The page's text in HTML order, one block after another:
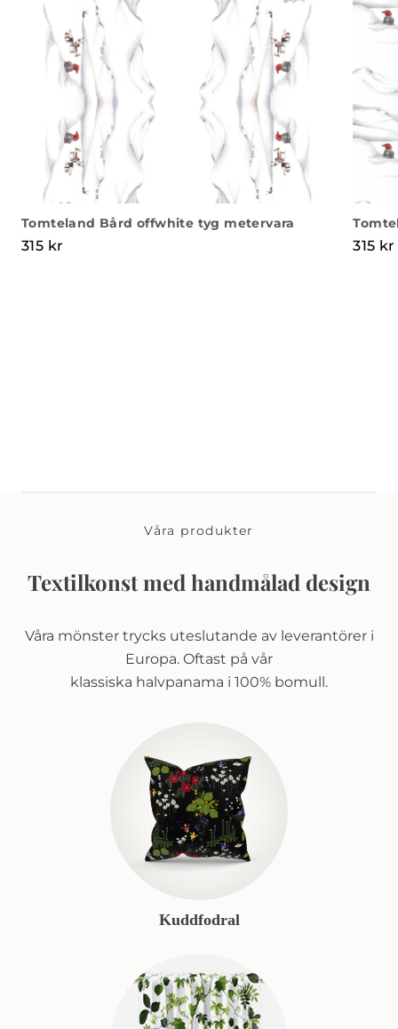
Tomteland Bård offwhite tyg metervara
315 kr 315 kr
Våra produkter
Textilkonst med handmålad design
Våra mönster trycks uteslutande av leverantörer i
Europa. Oftast på vår
klassiska halvpanama i 100% bomull.
Kuddfodral